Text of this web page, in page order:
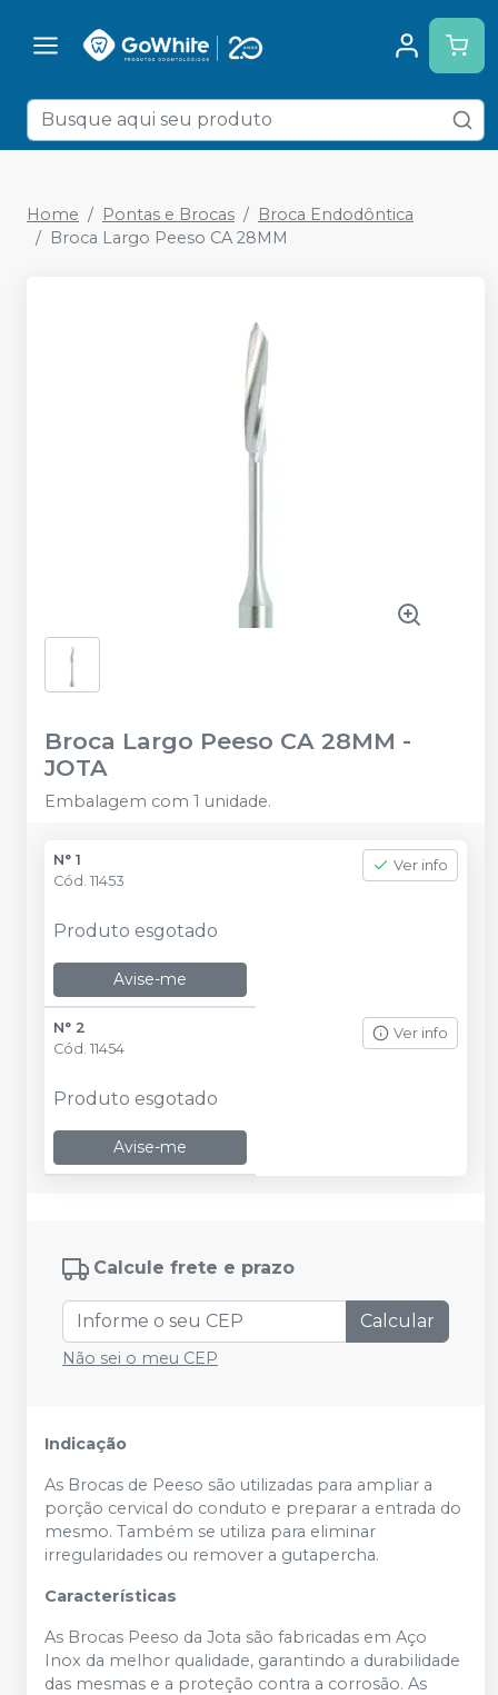
Home Pontas e Brocas
Broca Endodôntica
Broca Largo Peeso CA 28MM
Broca Largo Peeso CA 28MM -
JOTA
Embalagem com 1 unidade.
N° 1
Cód. 11453
Ver info
Produto esgotado
Avise-me
N° 2
Cód. 11454
Ver info
Produto esgotado
Avise-me
Calcule frete e prazo
Calcular
Não sei o meu CEP
Indicação
As Brocas de Peeso são utilizadas para ampliar a
porção cervical do conduto e preparar a entrada do
mesmo. Também se utiliza para eliminar
irregularidades ou remover a gutapercha.
Características
As Brocas Peeso da Jota são fabricadas em Aço
Inox da melhor qualidade, garantindo a durabilidade
das mesmas e a proteção contra a corrosão. As